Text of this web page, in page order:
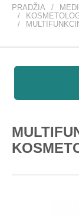
PRADŽIA